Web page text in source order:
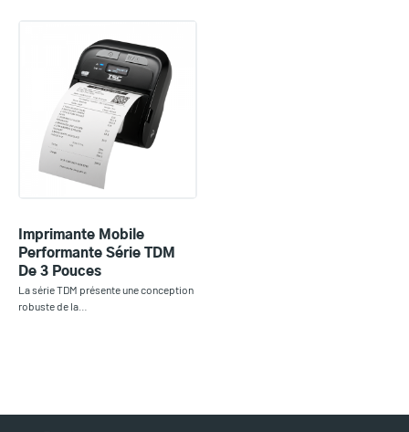
Imprimante Mobile
Performante Série TDM
De 3 Pouces
La série TDM présente une conception
robuste de la…